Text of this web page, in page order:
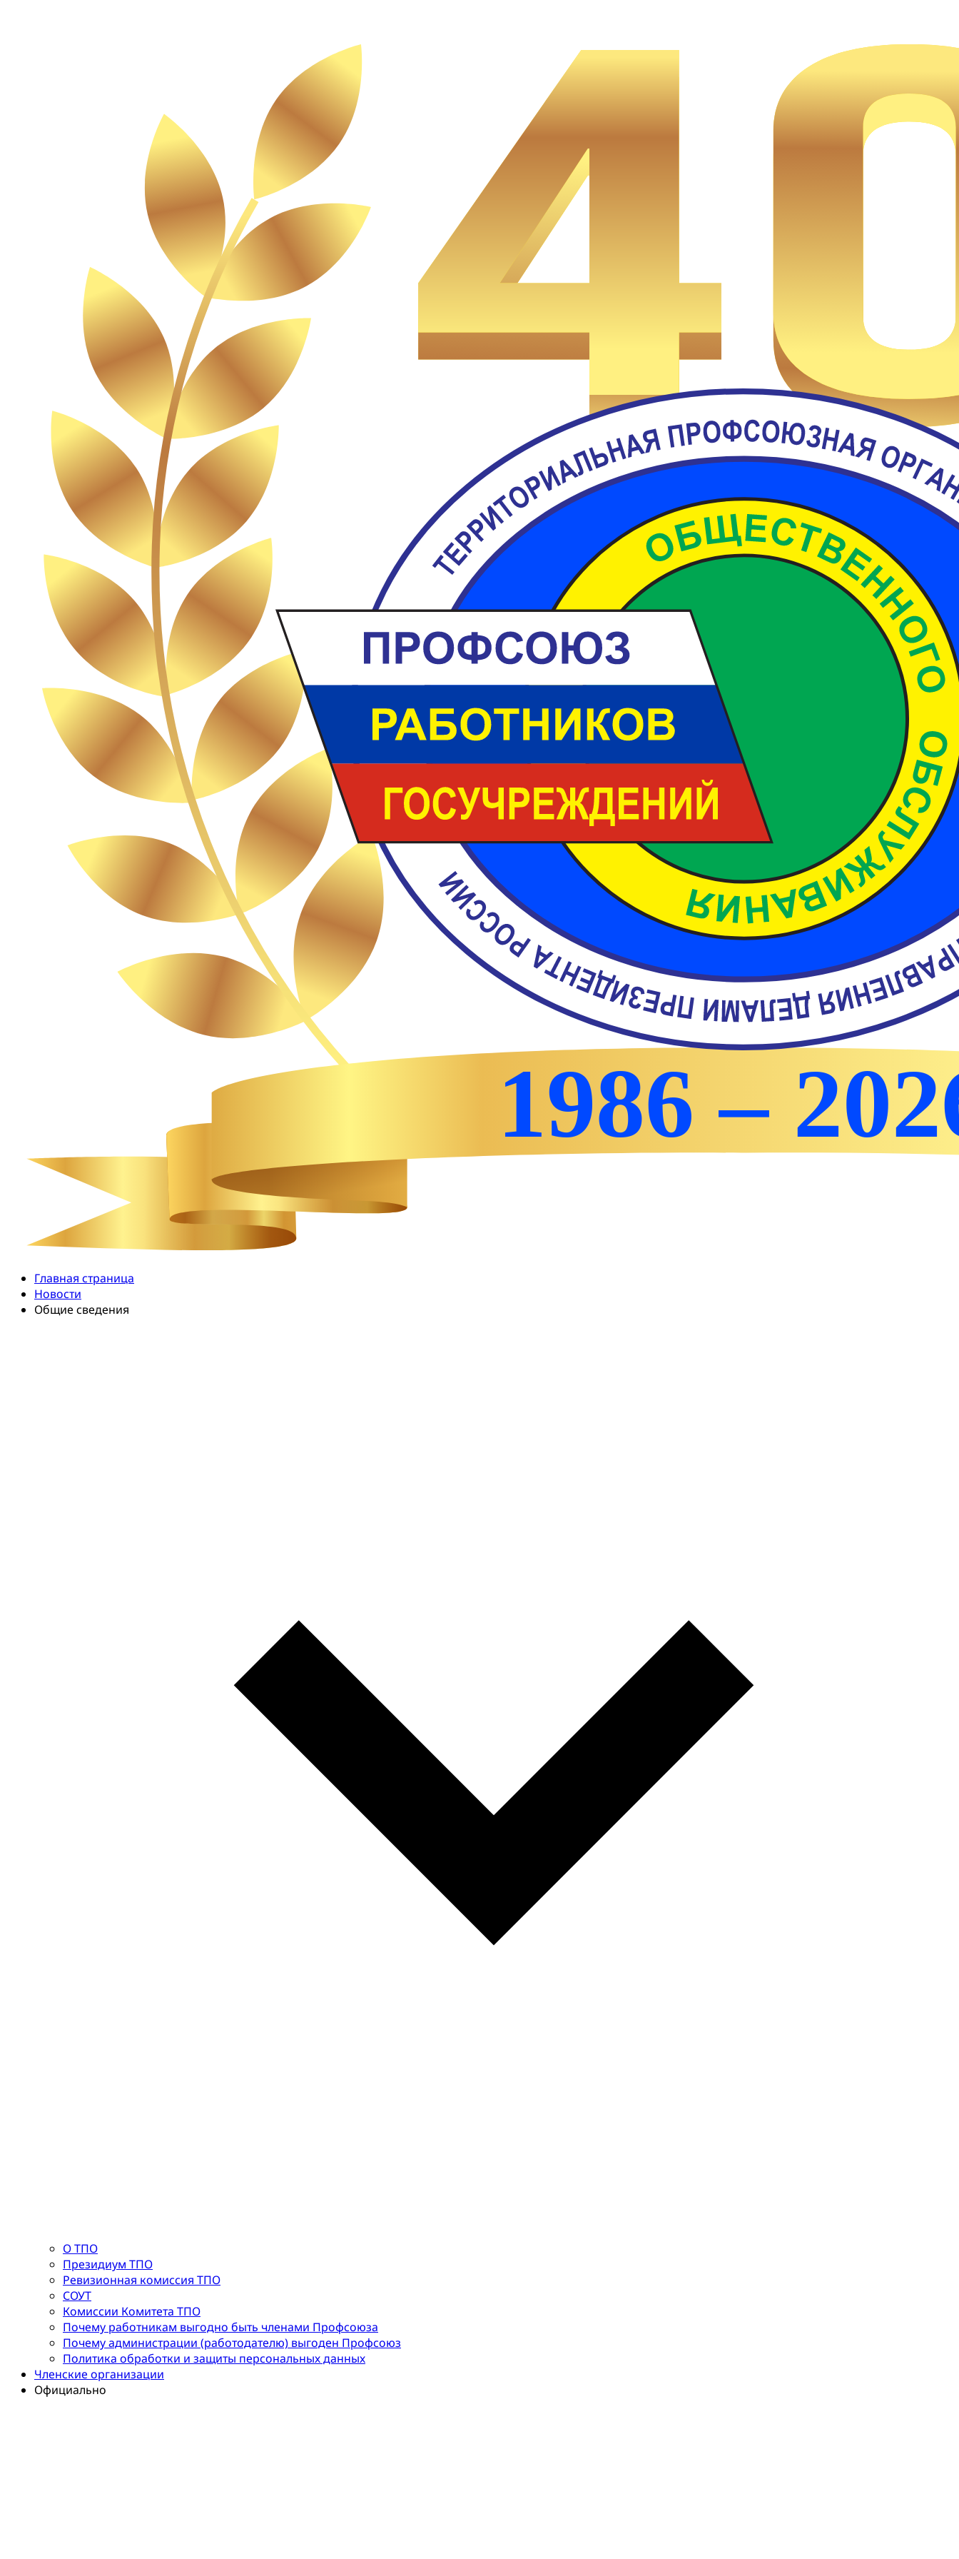
Главная страница
Новости
Общие сведения
О ТПО
Президиум ТПО
Ревизионная комиссия ТПО
СОУТ
Комиссии Комитета ТПО
Почему работникам выгодно быть членами Профсоюза
Почему администрации (работодателю) выгоден Профсоюз
Политика обработки и защиты персональных данных
Членские организации
Официально